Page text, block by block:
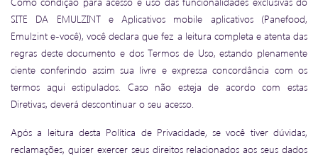
SITE DA EMULZINT e Aplicativos mobile aplicativos (Panefood,
Emulzint e-você), você declara que fez a leitura completa e atenta das
regras deste documento e dos Termos de Uso, estando plenamente
ciente conferindo assim sua livre e expressa concordância com os
termos aqui estipulados. Caso não esteja de acordo com estas
Diretivas, deverá descontinuar o seu acesso.
Após a leitura desta Política de Privacidade, se você tiver dúvidas,
reclamações, quiser exercer seus direitos relacionados aos seus dados